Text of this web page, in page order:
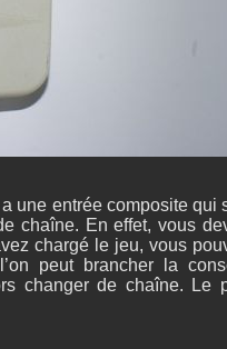
une entrée composite qui
chaîne. En effet, vous
chargé le jeu, vous
peut brancher la
changer de chaîne. Le